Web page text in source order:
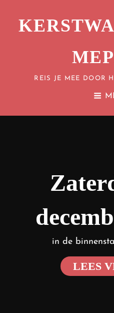
REIS JE MEE DOOR
in de
LEES